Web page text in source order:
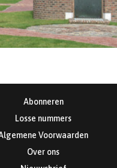
Abonneren
Losse nummers
Voorwaarden
Over ons